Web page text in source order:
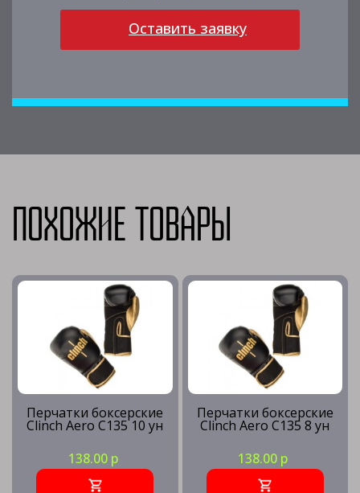
Оставить заявку
Похожие товары
Перчатки боксерские
Clinch Aero C135 10 ун
138.00 р
Перчатки боксерские
Clinch Aero C135 8 ун
138.00 р